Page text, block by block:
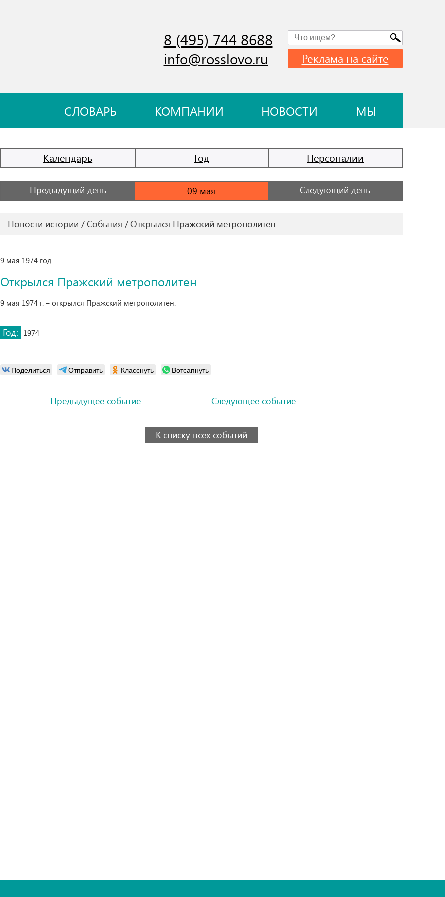
8 (495) 744 8688
info@rosslovo.ru Реклама на сайте
СЛОВАРЬ КОМПАНИИ НОВОСТИ МЫ
Календарь Год Персоналии
Предыдущий день Следующий день
Новости истории События Открылся Пражский метрополитен
9 мая 1974 год
Открылся Пражский метрополитен
9 мая 1974 г. – открылся Пражский метрополитен.
Год: 1974
Поделиться Отправить Класснуть Вотсапнуть
Предыдущее событие Следующее событие
К списку всех событий